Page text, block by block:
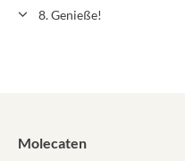
8. Genieße!
Molecaten